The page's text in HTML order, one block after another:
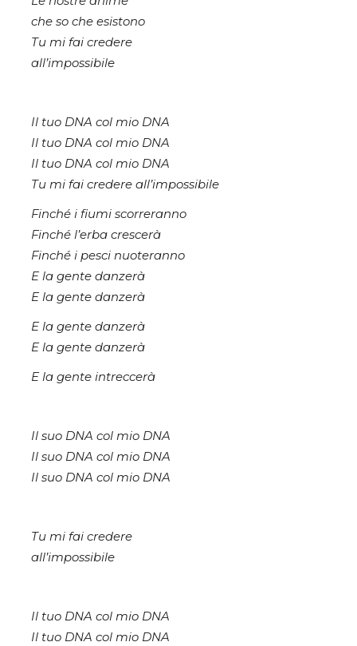
che so che esistono
Tu mi fai credere
all’impossibile
Il tuo DNA col mio DNA
Il tuo DNA col mio DNA
Il tuo DNA col mio DNA
Tu mi fai credere all’impossibile
Finché i fiumi scorreranno
Finché l’erba crescerà
Finché i pesci nuoteranno
E la gente danzerà
E la gente danzerà
E la gente danzerà
E la gente danzerà
E la gente intreccerà
Il suo DNA col mio DNA
Il suo DNA col mio DNA
Il suo DNA col mio DNA
Tu mi fai credere
all’impossibile
Il tuo DNA col mio DNA
Il tuo DNA col mio DNA